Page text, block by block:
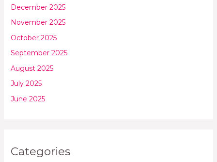
December 2025
November 2025
October 2025
September 2025
August 2025
July 2025
June 2025
Categories